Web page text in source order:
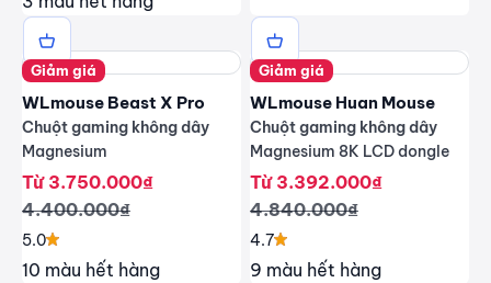
Giảm giá
WLmouse Beast X Pro
Chuột gaming không dây
Magnesium
Giá giảm
Từ 3.750.000₫
Giá thông thường
4.400.000₫
5.0
10 màu hết hàng
Giảm giá
WLmouse Huan Mouse
Chuột gaming không dây
Magnesium 8K LCD dongle
Giá giảm
Từ 3.392.000₫
Giá thông thường
4.840.000₫
4.7
9 màu hết hàng